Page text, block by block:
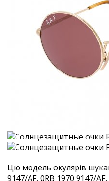
Цю модель окулярів
9147/AF, 0RB 1970 9147/